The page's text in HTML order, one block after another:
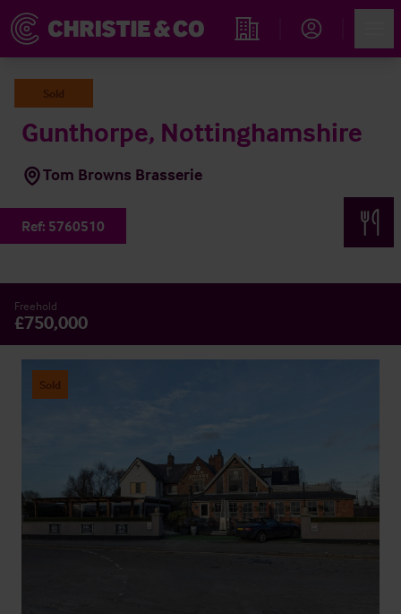
Rechercher un hôtel
Sold
Gunthorpe, Nottinghamshire
Tom Browns Brasserie
Ref: 5760510
Freehold
£750,000
Sold